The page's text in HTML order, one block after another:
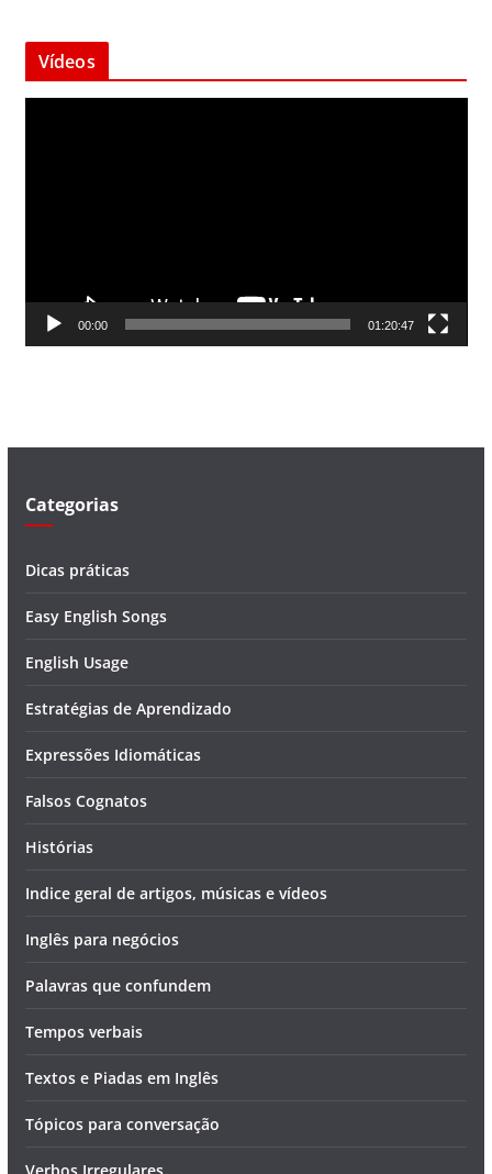
Vídeos
d
00:00 01:20:47
Categorias
Dicas práticas
Easy English Songs
English Usage
Estratégias de Aprendizado
Expressões Idiomáticas
Falsos Cognatos
Histórias
Indice geral de artigos, músicas e vídeos
Inglês para negócios
Palavras que confundem
Tempos verbais
Textos e Piadas em Inglês
Tópicos para conversação